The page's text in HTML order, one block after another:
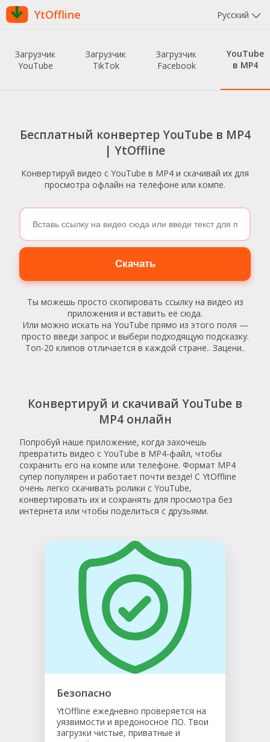
YtOffline Русский
Загрузчик
YouTube
Загрузчик
TikTok
Загрузчик
Facebook
YouTube
в MP4
Бесплатный конвертер YouTube в MP4
| YtOffline
Конвертируй видео с YouTube в MP4 и скачивай их для
просмотра офлайн на телефоне или компе.
Скачать
Ты можешь просто скопировать ссылку на видео из
приложения и вставить её сюда.
Или можно искать на YouTube прямо из этого поля —
просто введи запрос и выбери подходящую подсказку.
Топ-20 клипов отличается в каждой стране.. Зацени..
Конвертируй и скачивай YouTube в
MP4 онлайн
Попробуй наше приложение, когда захочешь
превратить видео с YouTube в MP4-файл, чтобы
сохранить его на компе или телефоне. Формат MP4
супер популярен и работает почти везде! С YtOffline
очень легко скачивать ролики с YouTube,
конвертировать их и сохранять для просмотра без
интернета или чтобы поделиться с друзьями.
Безопасно
YtOffline ежедневно проверяется на
уязвимости и вредоносное ПО. Твои
загрузки чистые, приватные и